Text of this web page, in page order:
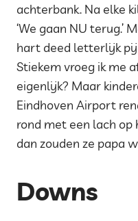
achterbank. Na elke
‘We gaan NU terug.’
hart deed letterlijk
Stiekem vroeg ik me
eigenlijk? Maar
Eindhoven Airport
rond met een lach op
dan zouden ze papa
Downs